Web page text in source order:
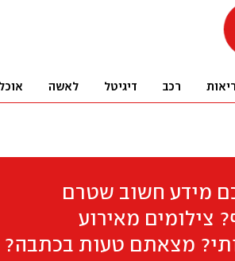
רכב דיגיטל לאשה אוכל
מידע חשוב שטרם
צילומים מאירוע
מצאתם טעות בכתבה?